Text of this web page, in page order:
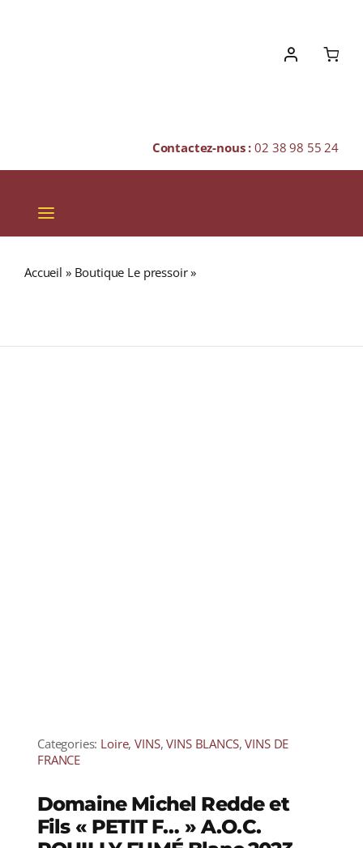
Contactez-nous :02 38 98 55 24
Toggle
Navigation
Accueil » Boutique Le pressoir»
Categories: Loire,VINS,VINS BLANCS,VINS DE
FRANCE
Domaine Michel Redde et
Fils « PETIT F… » A.O.C.